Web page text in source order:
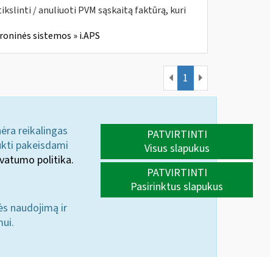
/ anuliuoti PVM sąskaitą faktūrą, kuri
sistemos » i.APS
1
reikalingas
pakeisdami
politika.
naudojimą ir
PATVIRTINTI
Visus slapukus
PATVIRTINTI
Pasirinktus slapukus